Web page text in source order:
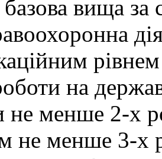
базова вища
на
не менше 2-х
не менше 3-х